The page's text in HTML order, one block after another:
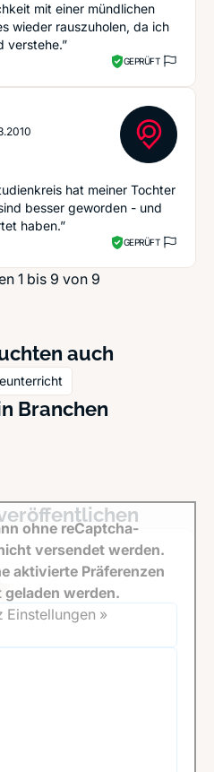
mit einer mündlichen
wieder rauszuholen, da ich
verstehe.”
GEPRÜFT
hat meiner Tochter
besser geworden - und
haben.”
GEPRÜFT
1 bis 9 von 9
auch
Branchen
ohne reCaptcha-
versendet werden.
aktivierte Präferenzen
werden.
Einstellungen »